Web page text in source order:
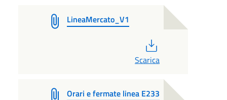
LineaMercato_V1
Scarica
Orari e fermate linea E233